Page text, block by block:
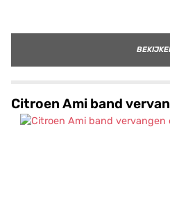
Citroen Ami band